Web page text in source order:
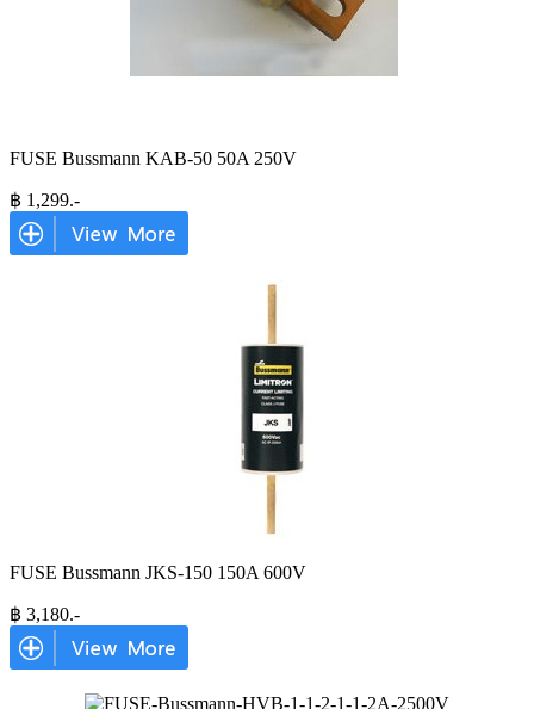
FUSE Bussmann KAB-50 50A 250V
฿ 1,299.-
FUSE Bussmann JKS-150 150A 600V
฿ 3,180.-